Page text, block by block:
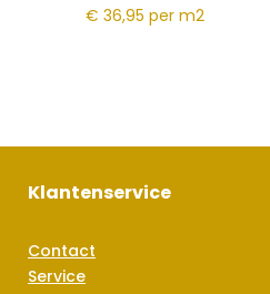
€ 36,95per m2
Klantenservice
Contact
Service